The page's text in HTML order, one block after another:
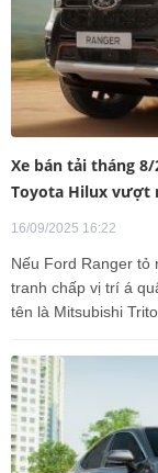
Xe bán tải tháng
Toyota Hilux vượt
16/09/2025 16:22
Nếu Ford Ranger tỏ
tranh chấp vị trí á
tên là Mitsubishi